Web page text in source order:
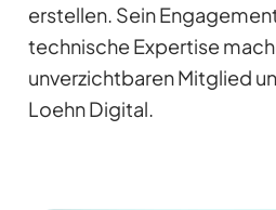
erstellen. Sein
technische Expertise
unverzichtbaren Mitglied
Loehn Digital.